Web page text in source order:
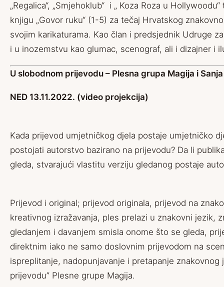
„Regalica“, „Smjehoklub“ i „ Koza Roza u
knjigu „Govor ruku“ (1-5) za tečaj Hrvatskog
svojim karikaturama. Kao član i predsjednik Udruge
i u inozemstvu kao glumac, scenograf, ali i dizajner i
U slobodnom prijevodu – Plesna grupa Magija i
NED 13.11.2022. (video projekcija)
Kada prijevod umjetničkog djela postaje umjetničko
postojati autorstvo bazirano na prijevodu? Da li
gleda, stvarajući vlastitu verziju gledanog postaje
Prijevod i original; prijevod originala, prijevod na
kreativnog izražavanja, ples prelazi u znakovni
gledanjem i davanjem smisla onome što se gleda,
direktnim iako ne samo doslovnim prijevodom na
ispreplitanje, nadopunjavanje i pretapanje
prijevodu” Plesne grupe Magija.